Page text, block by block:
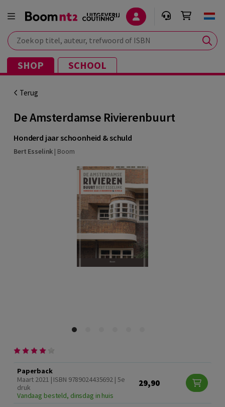
Zoek op titel, auteur, trefwoord of ISBN
SHOP SCHOOL
Terug
De Amsterdamse Rivierenbuurt
Honderd jaar schoonheid & schuld
Bert Esselink | Boom
Paperback
Maart 2021 | ISBN 9789024435692 | 5e
druk
Vandaag besteld, dinsdag in huis
29,90